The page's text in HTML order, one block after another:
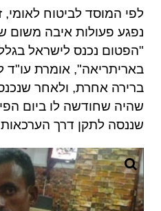
לפי המוסד לביטוח לאומי,
נפגע פעולות איבה משום
"הפטום נכנס לישראל
באריתריאה", אומרת עו"ד
ברירה אחרת, ולאחר
שהיה שחודשה לו ביום
שננסה לתקן דרך